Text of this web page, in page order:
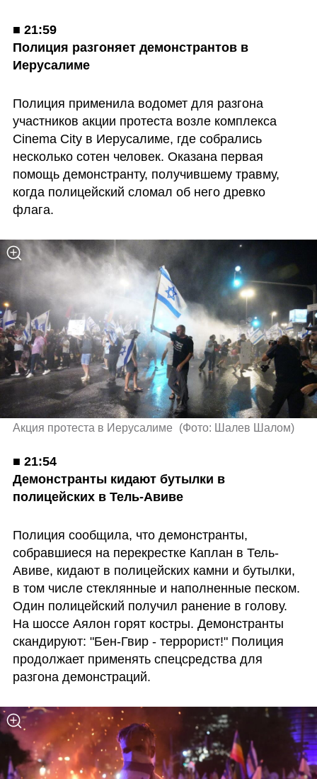
■ 21:59
Полиция разгоняет демонстрантов в
Иерусалиме
Полиция применила водомет для разгона
участников акции протеста возле комплекса
Cinema City в Иерусалиме, где собрались
несколько сотен человек. Оказана первая
помощь демонстранту, получившему травму,
когда полицейский сломал об него древко
флага.
Акция протеста в Иерусалиме (Фото: Шалев Шалом)
■ 21:54
Демонстранты кидают бутылки в
полицейских в Тель-Авиве
Полиция сообщила, что демонстранты,
собравшиеся на перекрестке Каплан в Тель-
Авиве, кидают в полицейских камни и бутылки,
в том числе стеклянные и наполненные песком.
Один полицейский получил ранение в голову.
На шоссе Аялон горят костры. Демонстранты
скандируют: "Бен-Гвир - террорист!" Полиция
продолжает применять спецсредства для
разгона демонстраций.